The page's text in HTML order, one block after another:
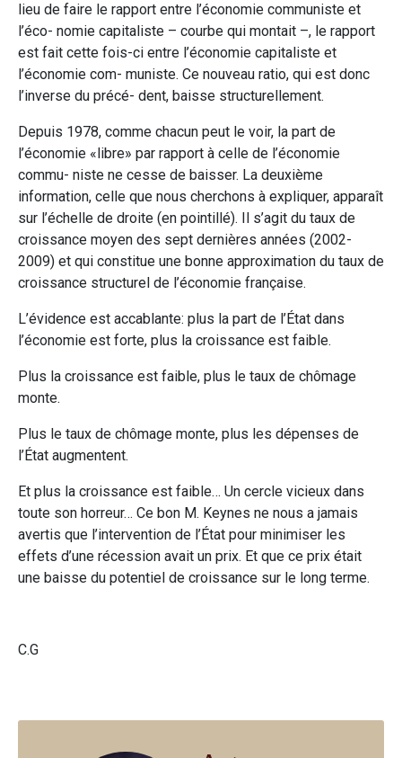
lieu de faire le rapport entre l’économie communiste et
l’éco- nomie capitaliste – courbe qui montait –, le rapport
est fait cette fois-ci entre l’économie capitaliste et
l’économie com- muniste. Ce nouveau ratio, qui est donc
l’inverse du précé- dent, baisse structurellement.
Depuis 1978, comme chacun peut le voir, la part de
l’économie «libre» par rapport à celle de l’économie
commu- niste ne cesse de baisser. La deuxième
information, celle que nous cherchons à expliquer, apparaît
sur l’échelle de droite (en pointillé). Il s’agit du taux de
croissance moyen des sept dernières années (2002-
2009) et qui constitue une bonne approximation du taux de
croissance structurel de l’économie française.
L’évidence est accablante: plus la part de l’État dans
l’économie est forte, plus la croissance est faible.
Plus la croissance est faible, plus le taux de chômage
monte.
Plus le taux de chômage monte, plus les dépenses de
l’État augmentent.
Et plus la croissance est faible… Un cercle vicieux dans
toute son horreur… Ce bon M. Keynes ne nous a jamais
avertis que l’intervention de l’État pour minimiser les
effets d’une récession avait un prix. Et que ce prix était
une baisse du potentiel de croissance sur le long terme.
C.G